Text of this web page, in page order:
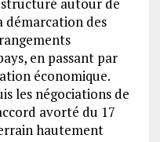
autour de
démarcation des
en passant par
économique.
les négociations de
avorté du 17
hautement